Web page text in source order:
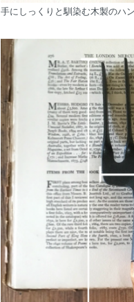
手にしっくりと馴染む木製のハ